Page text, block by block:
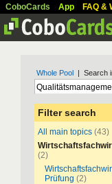
CoboCards App FAQ &
Whole Pool | Search
Filter search
All main topics (43)
(2)
Prüfung (2)